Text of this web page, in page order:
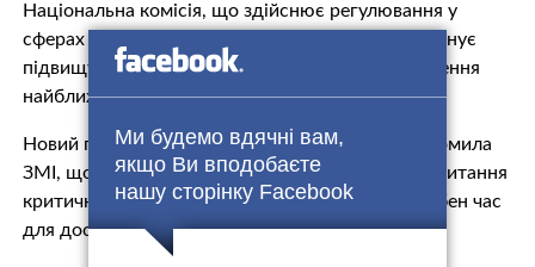
Ми будемо вдячні вам,
якщо Ви вподобаєте
нашу сторінку Facebook
Національна комісія, що здійснює регулювання у
сферах енергетики і комунальних послуг, не планує
підвищувати вартість електроенергії для населення
найближчим часом.
Новий голова НКРЕКП Оксана Кривенко повідомила
ЗМІ, що у «короткостроковій перспективі таке питання
критично не стоїть», додавши, що комісії потрібен час
для досконального вивчення цього питання.